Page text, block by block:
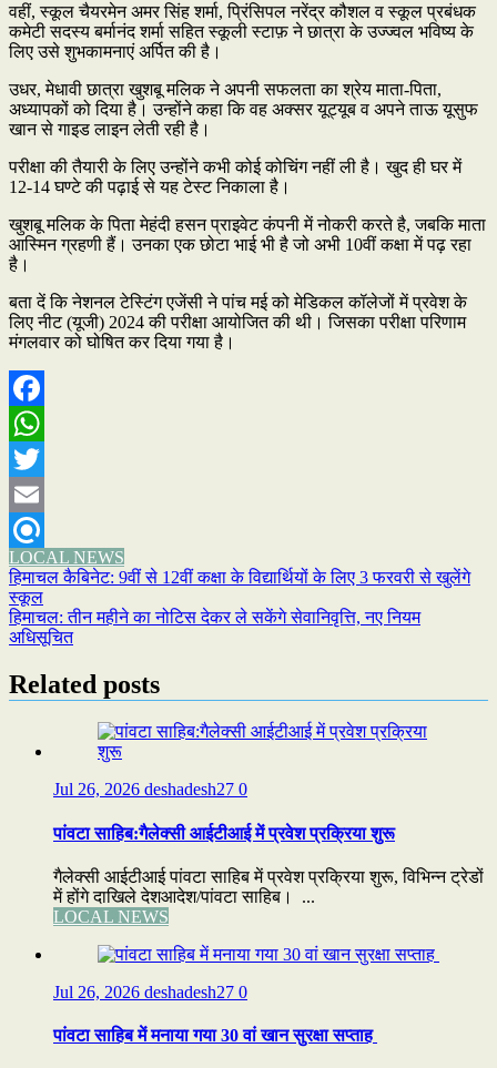
वहीं, स्कूल चैयरमेन अमर सिंह शर्मा, प्रिंसिपल नरेंद्र कौशल व स्कूल प्रबंधक
कमेटी सदस्य बर्मानंद शर्मा सहित स्कूली स्टाफ़ ने छात्रा के उज्ज्वल भविष्य के
लिए उसे शुभकामनाएं अर्पित की है।
उधर, मेधावी छात्रा खुशबू मलिक ने अपनी सफलता का श्रेय माता-पिता,
अध्यापकों को दिया है। उन्होंने कहा कि वह अक्सर यूट्यूब व अपने ताऊ यूसुफ
खान से गाइड लाइन लेती रही है।
परीक्षा की तैयारी के लिए उन्होंने कभी कोई कोचिंग नहीं ली है। खुद ही घर में
12-14 घण्टे की पढ़ाई से यह टेस्ट निकाला है।
खुशबू मलिक के पिता मेहंदी हसन प्राइवेट कंपनी में नोकरी करते है, जबकि माता
आस्मिन ग्रहणी हैं। उनका एक छोटा भाई भी है जो अभी 10वीं कक्षा में पढ़ रहा
है।
बता दें कि नेशनल टेस्टिंग एजेंसी ने पांच मई को मेडिकल कॉलेजों में प्रवेश के
लिए नीट (यूजी) 2024 की परीक्षा आयोजित की थी। जिसका परीक्षा परिणाम
मंगलवार को घोषित कर दिया गया है।
Facebook
WhatsApp
Twitter
Email
Refind
LOCAL NEWS
Post
navigation
हिमाचल कैबिनेट: 9वीं से 12वीं कक्षा के विद्यार्थियों के लिए 3 फरवरी से खुलेंगे
स्कूल
हिमाचल: तीन महीने का नोटिस देकर ले सकेंगे सेवानिवृत्ति, नए नियम
अधिसूचित
Related posts
Jul 26, 2026 deshadesh27 0
पांवटा साहिब:गैलेक्सी आईटीआई में प्रवेश प्रक्रिया शुरू
गैलेक्सी आईटीआई पांवटा साहिब में प्रवेश प्रक्रिया शुरू, विभिन्न ट्रेडों
में होंगे दाखिले देशआदेश/पांवटा साहिब। ...
LOCAL NEWS
Jul 26, 2026 deshadesh27 0
पांवटा साहिब में मनाया गया 30 वां खान सुरक्षा सप्ताह